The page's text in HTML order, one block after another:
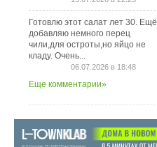
Готовлю этот салат лет 30. Ещё
добавляю немного перец
чили,для остроты,но яйцо не
кладу. Очень...
06.07.2026 в 18:48
Еще комментарии»